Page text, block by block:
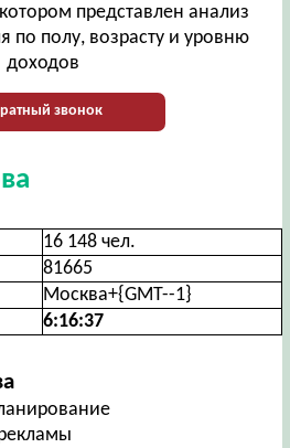
представлен анализ
по полу, возрасту и уровню
доходов
звонок
16 148 чел.
81665
Москва+{GMT--1}
6:16:37